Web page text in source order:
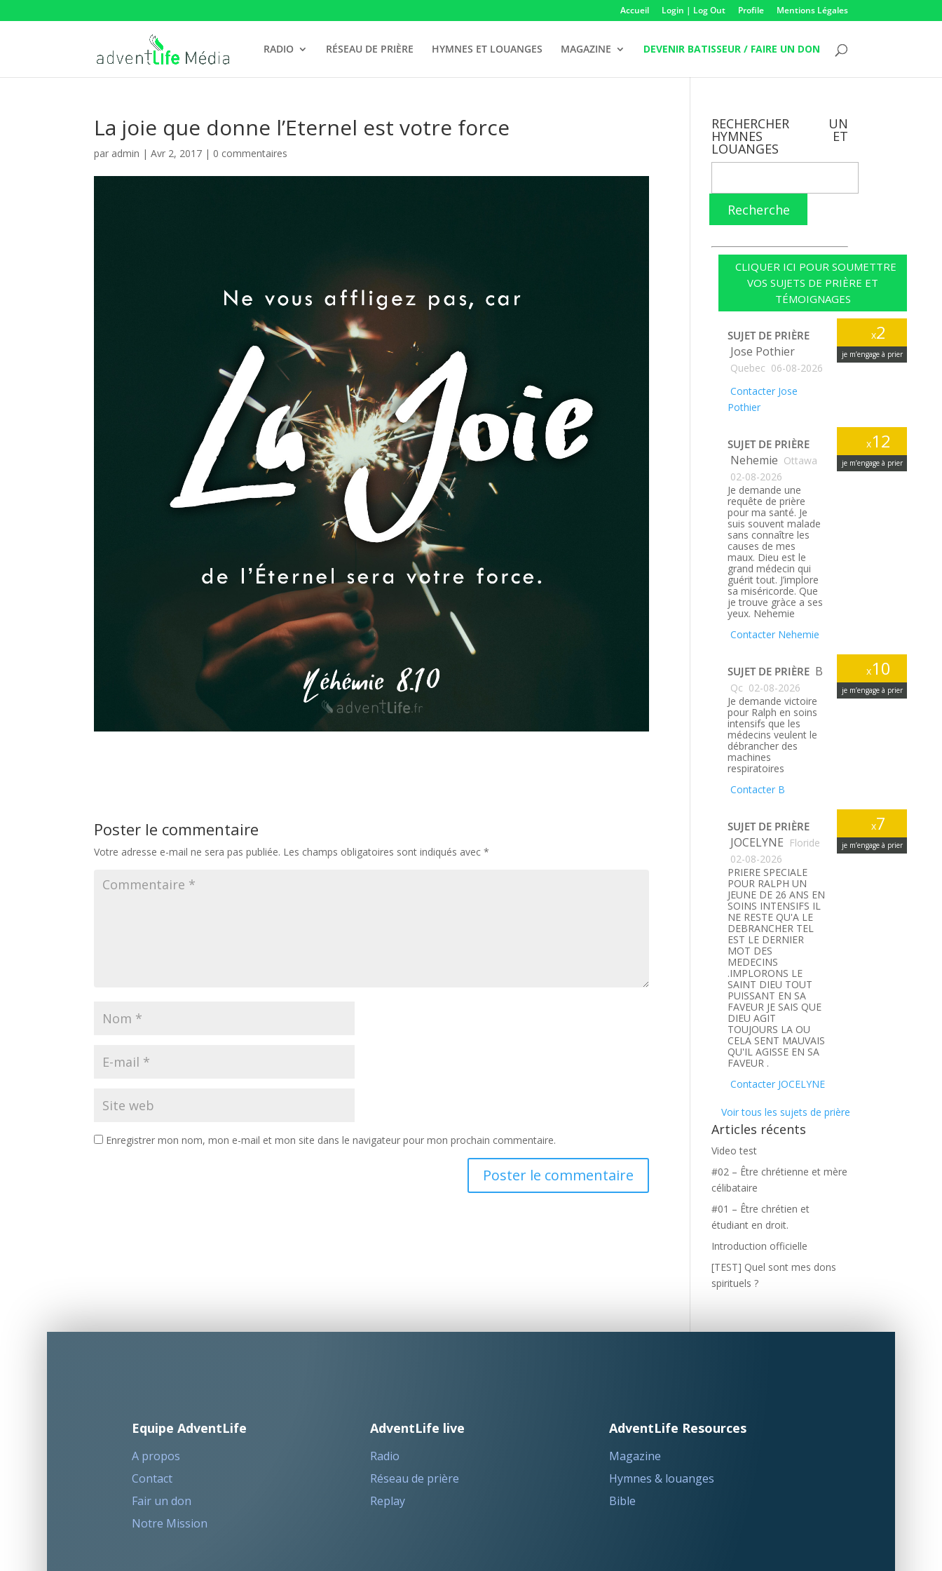
Accueil Login | Log Out Profile Mentions Légales
RADIO RÉSEAU DE PRIÈRE HYMNES ET LOUANGES MAGAZINE DEVENIR BATISSEUR / FAIRE UN DON
La joie que donne l’Eternel est votre force
par admin |Avr 2, 2017 | 0 commentaires
Poster le commentaire
Votre adresse e-mail ne sera pas publiée. Les champs obligatoires sont indiqués avec*
Enregistrer mon nom, mon e-mail et mon site dans le navigateur pour mon prochain commentaire.
RECHERCHER UN
HYMNES ET
LOUANGES
Recherche
CLIQUER ICI POUR SOUMETTRE
VOS SUJETS DE PRIÈRE ET
TÉMOIGNAGES
x2
je m’engage à prier
SUJET DE PRIÈRE
Jose Pothier
Quebec 06-08-2026
Contacter Jose
Pothier
x12
je m’engage à prier
SUJET DE PRIÈRE
Nehemie Ottawa
02-08-2026
Je demande une
requête de prière
pour ma santé. Je
suis souvent malade
sans connaître les
causes de mes
maux. Dieu est le
grand médecin qui
guérit tout. J’implore
sa miséricorde. Que
je trouve gràce a ses
yeux. Nehemie
Contacter Nehemie
x10
je m’engage à prier
SUJET DE PRIÈRE B
Qc 02-08-2026
Je demande victoire
pour Ralph en soins
intensifs que les
médecins veulent le
débrancher des
machines
respiratoires
Contacter B
x7
je m’engage à prier
SUJET DE PRIÈRE
JOCELYNE Floride
02-08-2026
PRIERE SPECIALE
POUR RALPH UN
JEUNE DE 26 ANS EN
SOINS INTENSIFS IL
NE RESTE QU'A LE
DEBRANCHER TEL
EST LE DERNIER
MOT DES
MEDECINS
.IMPLORONS LE
SAINT DIEU TOUT
PUISSANT EN SA
FAVEUR JE SAIS QUE
DIEU AGIT
TOUJOURS LA OU
CELA SENT MAUVAIS
QU'IL AGISSE EN SA
FAVEUR .
Contacter JOCELYNE
Voir tous les sujets de prière
Articles récents
Video test
#02 – Être chrétienne et mère
célibataire
#01 – Être chrétien et
étudiant en droit.
Introduction officielle
[TEST] Quel sont mes dons
spirituels ?
Equipe AdventLife
A propos
Contact
Fair un don
Notre Mission
AdventLife live
Radio
Réseau de prière
Replay
AdventLife Resources
Magazine
Hymnes & louanges
Bible